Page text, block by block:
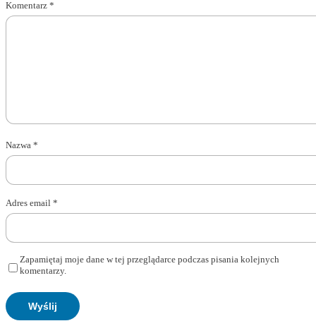
Komentarz *
Nazwa *
Adres email *
Zapamiętaj moje dane w tej przeglądarce podczas pisania kolejnych
komentarzy.